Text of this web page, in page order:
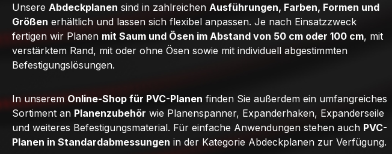
Unsere Abdeckplanen sind in zahlreichen Ausführungen, Farben, Formen und
Größen erhältlich und lassen sich flexibel anpassen. Je nach Einsatzzweck
fertigen wir Planen mit Saum und Ösen im Abstand von 50 cm oder 100 cm, mit
verstärktem Rand, mit oder ohne Ösen sowie mit individuell abgestimmten
Befestigungslösungen.
In unserem Online-Shop für PVC-Planen finden Sie außerdem ein umfangreiches
Sortiment an Planenzubehör wie Planenspanner, Expanderhaken, Expanderseile
und weiteres Befestigungsmaterial. Für einfache Anwendungen stehen auch PVC-
Planen in Standardabmessungen in der Kategorie Abdeckplanen zur Verfügung.